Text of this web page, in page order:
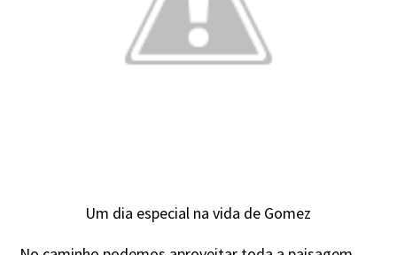
Um dia especial na vida de Gomez